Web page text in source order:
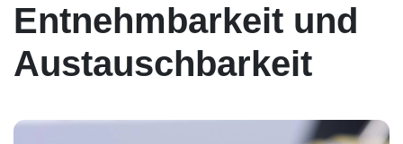
Entnehmbarkeit und
Austauschbarkeit